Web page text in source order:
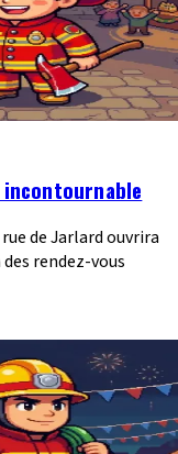
de Jarlard ouvrira
rendez-vous